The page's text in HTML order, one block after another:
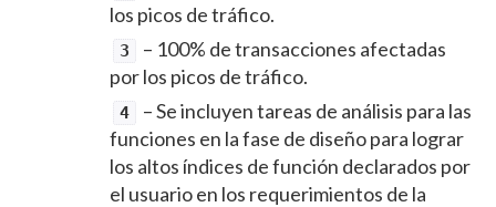
los picos de tráfico.
3
– 100% de transacciones afectadas
por los picos de tráfico.
4
– Se incluyen tareas de análisis para las
funciones en la fase de diseño para lograr
los altos índices de función declarados por
el usuario en los requerimientos de la